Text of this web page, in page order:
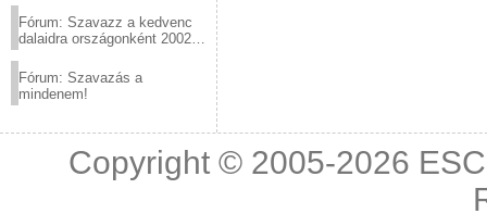
Fórum: Szavazz a kedvenc
dalaidra országonként 2002
Fórum: Szavazás a
mindenem!
Copyright © 2005-2026